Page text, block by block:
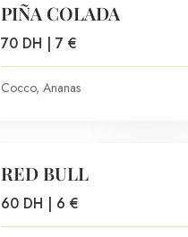
PIÑA COLADA
70 DH | 7 €
Cocco, Ananas
RED BULL
60 DH | 6 €